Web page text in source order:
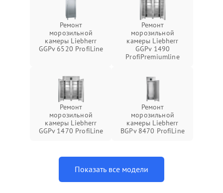
Ремонт
морозильной
камеры Liebherr
GGPv 6520 ProfiLine
Ремонт
морозильной
камеры Liebherr
GGPv 1490
ProfiPremiumline
Ремонт
морозильной
камеры Liebherr
GGPv 1470 ProfiLine
Ремонт
морозильной
камеры Liebherr
BGPv 8470 ProfiLine
Показать все модели